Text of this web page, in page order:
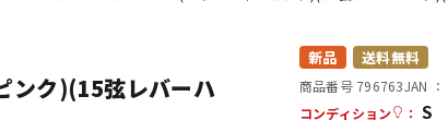
ウクレレ
ンク)(15弦レバーハ
新品 送料無料
商品番号 796763JAN ：
コンディション
： S